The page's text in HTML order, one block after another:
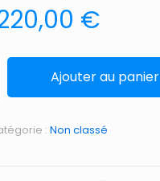
€
Ajouter au panier
: Non classé